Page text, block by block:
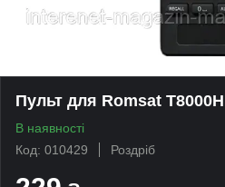
Пульт для Romsat
В наявності
Код: 010429
Роздріб